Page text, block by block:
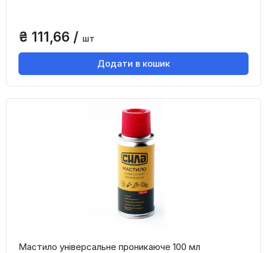
₴ 111,66 / шт
Додати в кошик
Мастило універсальне проникаюче 100 мл